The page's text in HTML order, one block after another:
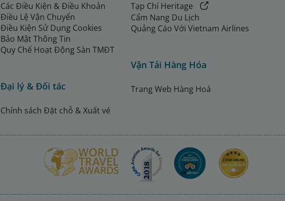
Các Điều Kiện & Điều Khoản
Điều Lệ Vận Chuyển
Điều Kiện Sử Dụng Cookies
Bảo Mật Thông Tin
Quy Chế Hoạt Động Sàn TMĐT
Đại lý & Đối tác
Chính sách Đặt chỗ & Xuất vé
Tạp Chí Heritage
Cẩm Nang Du Lịch
Quảng Cáo Với Vietnam Airlines
Vận Tải Hàng Hóa
Trang Web Hàng Hoá